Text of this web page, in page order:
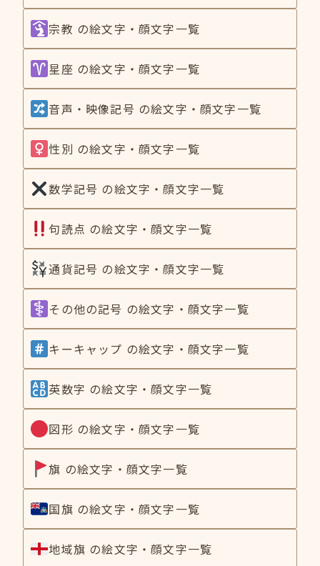
宗教 の絵文字・顔文字一覧
星座 の絵文字・顔文字一覧
音声・映像記号 の絵文字・顔文字一覧
性別 の絵文字・顔文字一覧
数学記号 の絵文字・顔文字一覧
句読点 の絵文字・顔文字一覧
通貨記号 の絵文字・顔文字一覧
その他の記号 の絵文字・顔文字一覧
キーキャップ の絵文字・顔文字一覧
英数字 の絵文字・顔文字一覧
図形 の絵文字・顔文字一覧
旗 の絵文字・顔文字一覧
国旗 の絵文字・顔文字一覧
地域旗 の絵文字・顔文字一覧